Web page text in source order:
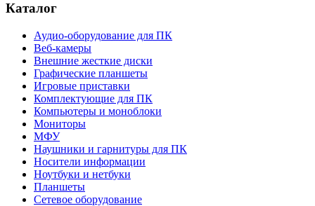
Каталог
Аудио-оборудование для ПК
Веб-камеры
Внешние жесткие диски
Графические планшеты
Игровые приставки
Комплектующие для ПК
Компьютеры и моноблоки
Мониторы
МФУ
Наушники и гарнитуры для ПК
Носители информации
Ноутбуки и нетбуки
Планшеты
Сетевое оборудование